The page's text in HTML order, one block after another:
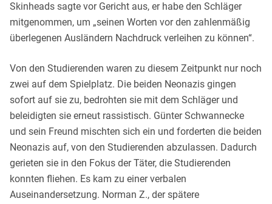
Skinheads sagte vor Gericht aus, er habe den Schläger
mitgenommen, um „seinen Worten vor den zahlenmäßig
überlegenen Ausländern Nachdruck verleihen zu können“.
Von den Studierenden waren zu diesem Zeitpunkt nur noch
zwei auf dem Spielplatz. Die beiden Neonazis gingen
sofort auf sie zu, bedrohten sie mit dem Schläger und
beleidigten sie erneut rassistisch. Günter Schwannecke
und sein Freund mischten sich ein und forderten die beiden
Neonazis auf, von den Studierenden abzulassen. Dadurch
gerieten sie in den Fokus der Täter, die Studierenden
konnten fliehen. Es kam zu einer verbalen
Auseinandersetzung. Norman Z., der spätere